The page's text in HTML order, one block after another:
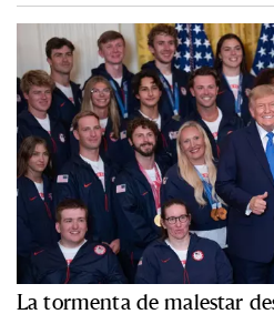
La tormenta de malestar